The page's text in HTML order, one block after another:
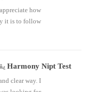
how
it is to follow.
Harmony Nipt Test
clear way. I